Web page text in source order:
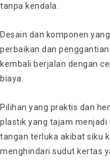
tanpa kendala.
Desain dan komponen
perbaikan dan
kembali berjalan dengan
biaya.
Pilihan yang praktis dan
plastik yang tajam menjadi
tangan terluka akibat siku
menghindari sudut kertas